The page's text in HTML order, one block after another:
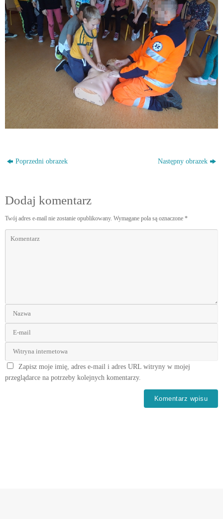
Poprzedni obrazek Następny obrazek
Dodaj komentarz
Twój adres e-mail nie zostanie opublikowany. Wymagane pola są oznaczone *
Zapisz moje imię, adres e-mail i adres URL witryny w mojej
przeglądarce na potrzeby kolejnych komentarzy.